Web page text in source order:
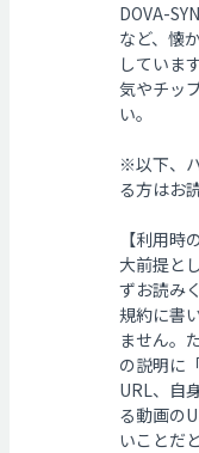
DOVA-
など、懐
していま
気やチッ
い。
※以下、
る方はお
【利用時
大前提と
ずお読み
規約に書
ません。
の説明に
URL、自
る動画の
いことだ